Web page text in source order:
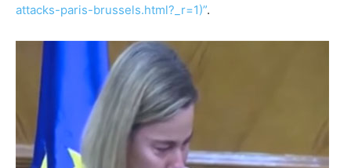
attacks-paris-brussels.html?_r=1)”.